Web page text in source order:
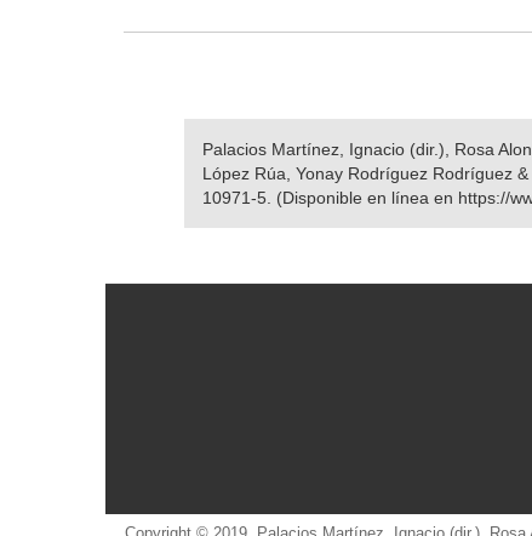
Palacios Martínez, Ignacio (dir.), Rosa
López Rúa, Yonay Rodríguez Rodríguez
10971-5. (Disponible en línea en https://